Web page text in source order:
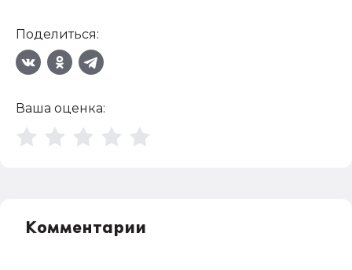
Поделиться:
Ваша оценка:
Комментарии